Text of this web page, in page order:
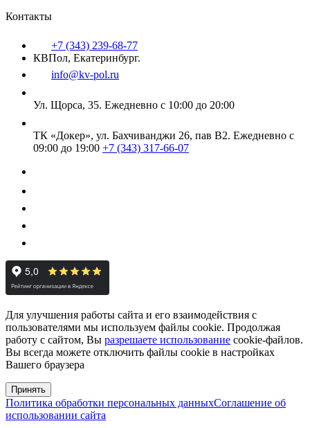
Контакты
+7 (343) 239-68-77
КВПол, Екатеринбург.
info@kv-pol.ru
Ул. Щорса, 35. Ежедневно с 10:00 до 20:00
ТК «Докер», ул. Бахчиванджи 26, пав В2. Ежедневно с
09:00 до 19:00 +7 (343) 317-66-07
Для улучшения работы сайта и его взаимодействия с
пользователями мы используем файлы cookie. Продолжая
работу с сайтом, Вы разрешаете использование cookie-файлов.
Вы всегда можете отключить файлы cookie в настройках
Вашего браузера
Принять
Политика обработки персональных данныхСоглашение об
использовании сайта